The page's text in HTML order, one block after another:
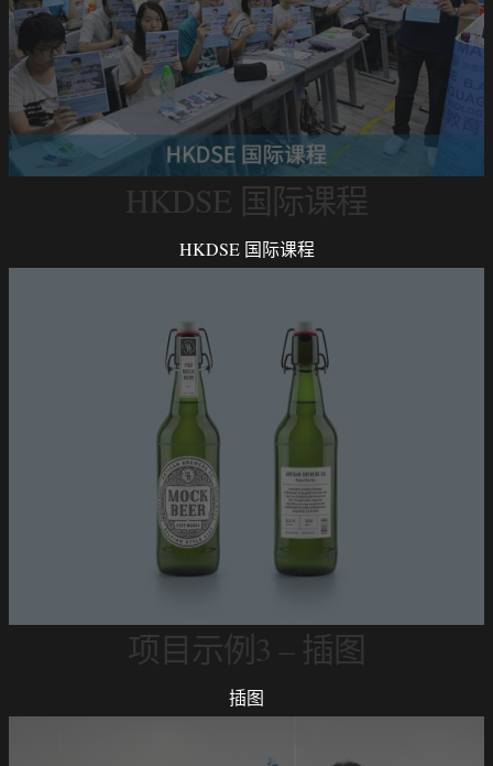
HKDSE 国际课程
HKDSE 国际课程
项目示例3 – 插图
插图